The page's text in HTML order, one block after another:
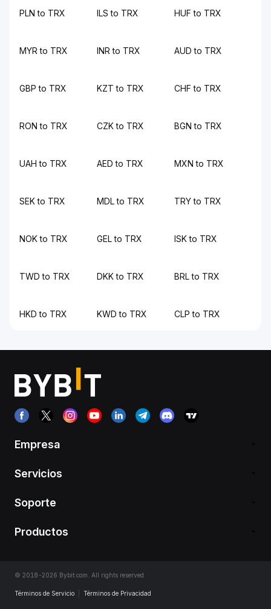
PLN to TRX ILS to TRX HUF to TRX
MYR to TRX INR to TRX AUD to TRX
GBP to TRX KZT to TRX CHF to TRX
RON to TRX CZK to TRX BGN to TRX
UAH to TRX AED to TRX MXN to TRX
SEK to TRX MDL to TRX TRY to TRX
NOK to TRX GEL to TRX ISK to TRX
TWD to TRX DKK to TRX BRL to TRX
HKD to TRX KWD to TRX CLP to TRX
Empresa
Servicios
Soporte
Productos
© 2018-2026 Bybit.com. All rights reserved.
Términos de Servicio Términos de Privacidad